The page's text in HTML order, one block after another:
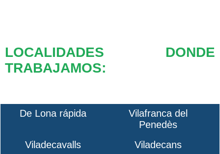
LOCALIDADES DONDE
TRABAJAMOS:
De Lona rápida
Vilafranca del
Penedès
Viladecavalls
Viladecans